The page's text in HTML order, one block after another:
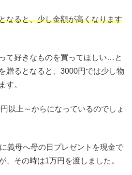
なると、少し金額が高くなります
て好きなものを買ってほしい…と
贈るとなると、3000円では少し物
す。
以上～からになっているのでしょ
義母へ母の日プレゼントを現金で
、その時は1万円を渡しました。